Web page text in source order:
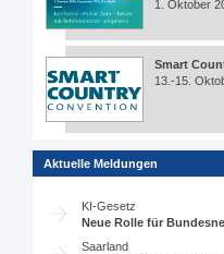
1. Oktober
Smart
13.-15.
Aktuelle Meldungen
KI-Gesetz
Neue Rolle für
Saarland